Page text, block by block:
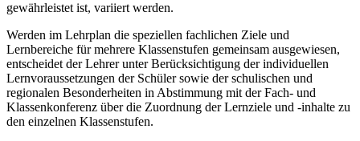
gewährleistet ist, variiert werden.
Werden im Lehrplan die speziellen fachlichen Ziele und
Lernbereiche für mehrere Klassenstufen gemeinsam ausgewiesen,
entscheidet der Lehrer unter Berücksichtigung der individuellen
Lernvoraussetzungen der Schüler sowie der schulischen und
regionalen Besonderheiten in Abstimmung mit der Fach- und
Klassenkonferenz über die Zuordnung der Lernziele und -inhalte zu
den einzelnen Klassenstufen.